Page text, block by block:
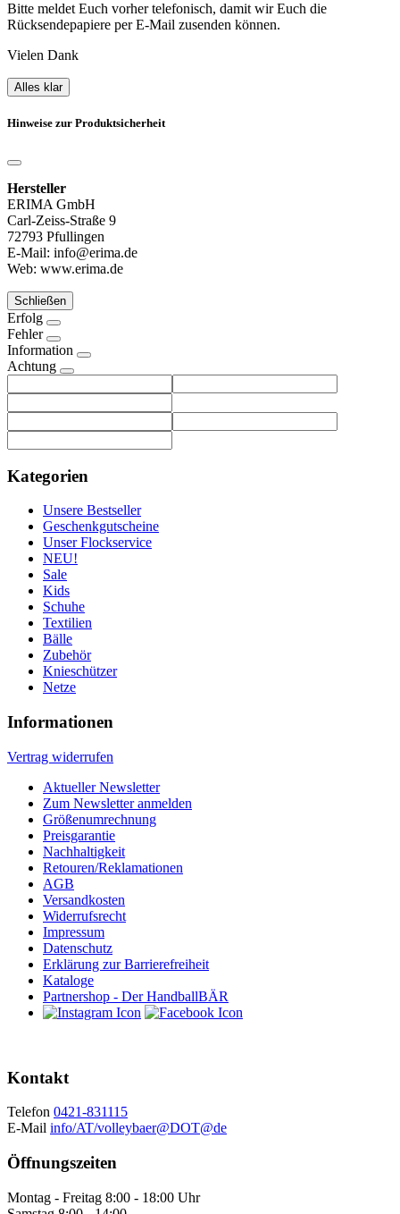
Bitte meldet Euch vorher telefonisch, damit wir Euch die
Rücksendepapiere per E-Mail zusenden können.
Vielen Dank
Alles klar
Hinweise zur Produktsicherheit
Hersteller
ERIMA GmbH
Carl-Zeiss-Straße 9
72793 Pfullingen
E-Mail: info@erima.de
Web: www.erima.de
Schließen
Erfolg
Fehler
Information
Achtung
Kategorien
Unsere Bestseller
Geschenkgutscheine
Unser Flockservice
NEU!
Sale
Kids
Schuhe
Textilien
Bälle
Zubehör
Knieschützer
Netze
Informationen
Vertrag widerrufen
Aktueller Newsletter
Zum Newsletter anmelden
Größenumrechnung
Preisgarantie
Nachhaltigkeit
Retouren/Reklamationen
AGB
Versandkosten
Widerrufsrecht
Impressum
Datenschutz
Erklärung zur Barrierefreiheit
Kataloge
Partnershop - Der HandballBÄR
Kontakt
Telefon 0421-831115
E-Mail info/AT/volleybaer@DOT@de
Öffnungszeiten
Montag - Freitag 8:00 - 18:00 Uhr